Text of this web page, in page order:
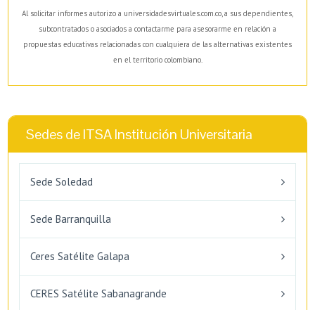
Al solicitar informes autorizo a universidadesvirtuales.com.co, a sus dependientes,
subcontratados o asociados a contactarme para asesorarme en relación a
propuestas educativas relacionadas con cualquiera de las alternativas existentes
en el territorio colombiano.
Sedes de ITSA Institución Universitaria
Sede Soledad
Sede Barranquilla
Ceres Satélite Galapa
CERES Satélite Sabanagrande